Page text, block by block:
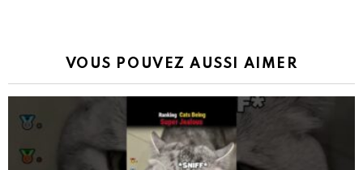
VOUS POUVEZ AUSSI AIMER